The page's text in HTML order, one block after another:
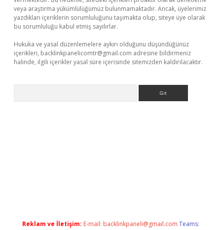
veya araştırma yükümlülüğümüz bulunmamaktadır. Ancak, üyelerimiz
yazdıkları içeriklerin sorumluluğunu taşımakta olup, siteye üye olarak
bu sorumluluğu kabul etmiş sayılırlar.
Hukuka ve yasal düzenlemelere aykırı olduğunu düşündüğünüz
içerikleri, backlinkpanelicomtr@gmail.com adresine bildirmeniz
halinde, ilgili içerikler yasal süre içerisinde sitemizden kaldırılacaktır.
Reklam ve İletişim: E-mail: backlinkpaneli@gmail.com Teams: